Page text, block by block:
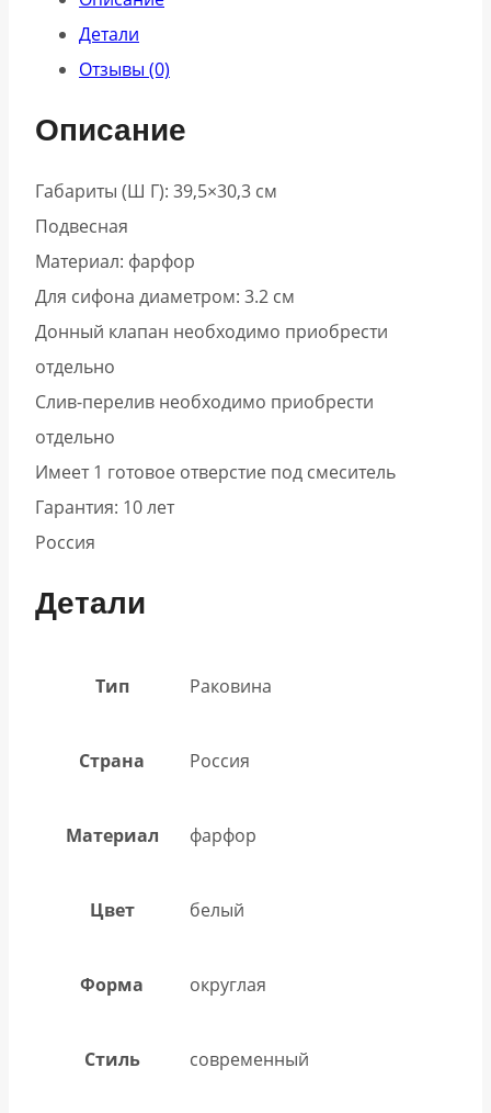
Детали
Отзывы (0)
Описание
Габариты (Ш Г): 39,5×30,3 см
Подвесная
Материал: фарфор
Для сифона диаметром: 3.2 см
Донный клапан необходимо приобрести
отдельно
Слив-перелив необходимо приобрести
отдельно
Имеет 1 готовое отверстие под смеситель
Гарантия: 10 лет
Россия
Детали
Тип Раковина
Страна Россия
Материал фарфор
Цвет белый
Форма округлая
Стиль современный